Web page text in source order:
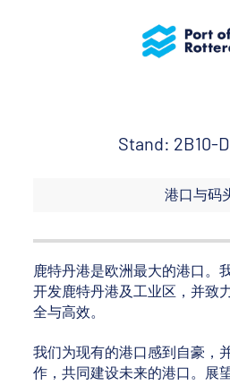
Stand: 2B10-
港口与码
鹿特丹港是欧洲最大的港口。
开发鹿特丹港及工业区，并致
全与高效。
我们为现有的港口感到自豪，
作，共同建设未来的港口。展